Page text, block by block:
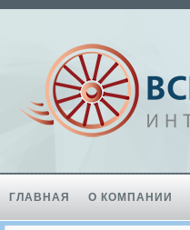
ГЛАВНАЯ О КОМПАНИИ